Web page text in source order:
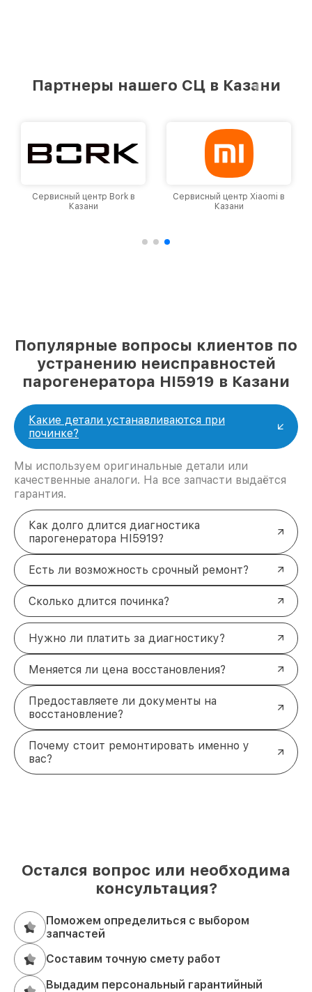
Партнеры нашего СЦ в Казани
Сервисный центр Bork в
Казани
Сервисный центр Xiaomi в
Казани
Популярные вопросы клиентов по
устранению неисправностей
парогенератора HI5919 в Казани
Какие детали устанавливаются при
починке?
Мы используем оригинальные детали или
качественные аналоги. На все запчасти выдаётся
гарантия.
Как долго длится диагностика
парогенератора HI5919?
Есть ли возможность срочный ремонт?
Сколько длится починка?
Нужно ли платить за диагностику?
Меняется ли цена восстановления?
Предоставляете ли документы на
восстановление?
Почему стоит ремонтировать именно у
вас?
Остался вопрос или необходима
консультация?
Поможем определиться с выбором
запчастей
Составим точную смету работ
Выдадим персональный гарантийный